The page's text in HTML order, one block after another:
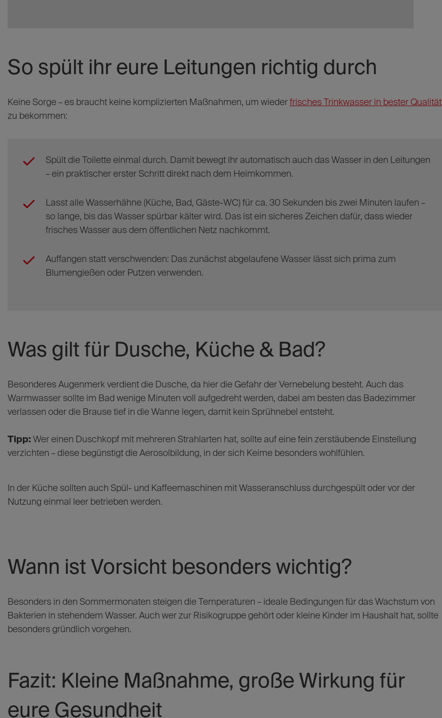
So spült ihr eure Leitungen richtig durch
Keine Sorge – es braucht keine komplizierten Maßnahmen, um wieder frisches Trinkwasser in bester Qualität
zu bekommen:
Spült die Toilette einmal durch. Damit bewegt ihr automatisch auch das Wasser in den Leitungen
– ein praktischer erster Schritt direkt nach dem Heimkommen.
Lasst alle Wasserhähne (Küche, Bad, Gäste-WC) für ca. 30 Sekunden bis zwei Minuten laufen –
so lange, bis das Wasser spürbar kälter wird. Das ist ein sicheres Zeichen dafür, dass wieder
frisches Wasser aus dem öffentlichen Netz nachkommt.
Auffangen statt verschwenden: Das zunächst abgelaufene Wasser lässt sich prima zum
Blumengießen oder Putzen verwenden.
Was gilt für Dusche, Küche & Bad?
Besonderes Augenmerk verdient die Dusche, da hier die Gefahr der Vernebelung besteht. Auch das
Warmwasser sollte im Bad wenige Minuten voll aufgedreht werden, dabei am besten das Badezimmer
verlassen oder die Brause tief in die Wanne legen, damit kein Sprühnebel entsteht.
Tipp: Wer einen Duschkopf mit mehreren Strahlarten hat, sollte auf eine fein zerstäubende Einstellung
verzichten – diese begünstigt die Aerosolbildung, in der sich Keime besonders wohlfühlen.
In der Küche sollten auch Spül- und Kaffeemaschinen mit Wasseranschluss durchgespült oder vor der
Nutzung einmal leer betrieben werden.
Wann ist Vorsicht besonders wichtig?
Besonders in den Sommermonaten steigen die Temperaturen – ideale Bedingungen für das Wachstum von
Bakterien in stehendem Wasser. Auch wer zur Risikogruppe gehört oder kleine Kinder im Haushalt hat, sollte
besonders gründlich vorgehen.
Fazit: Kleine Maßnahme, große Wirkung für
eure Gesundheit